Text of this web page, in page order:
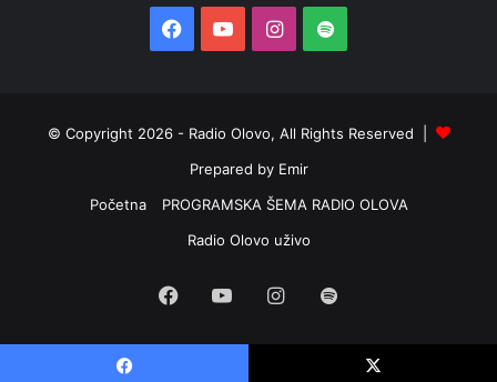
Facebook
YouTubeInstagram
Spotify
© Copyright 2026 - Radio Olovo, All Rights Reserved |
Prepared by Emir
Početna
PROGRAMSKA ŠEMA RADIO OLOVA
Radio Olovo uživo
Facebook
YouTubeInstagram
Spotify